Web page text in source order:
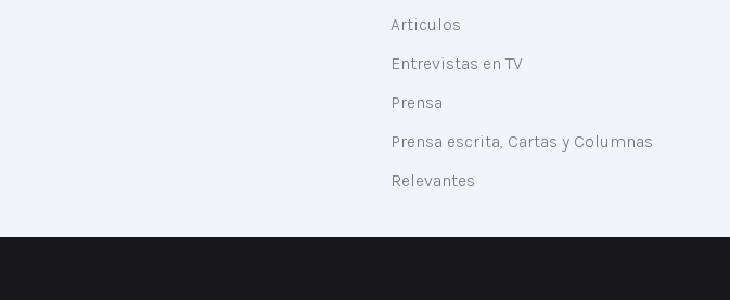
Articulos
Entrevistas en TV
Prensa
Prensa escrita, Cartas y Columnas
Relevantes